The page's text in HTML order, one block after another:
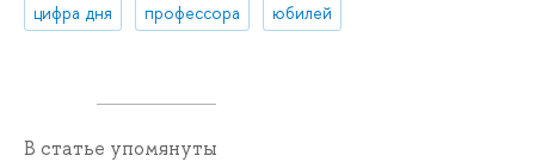
цифра дня профессора юбилей
В статье упомянуты